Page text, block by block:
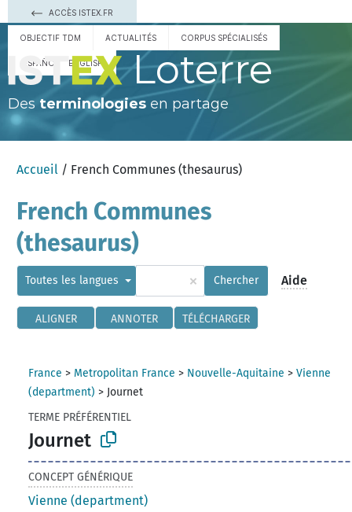
ACCÈS ISTEX.FR
OBJECTIF TDM ACTUALITÉS CORPUS SPÉCIALISÉS
ESPAÑOL ENGLISH Loterre
Des terminologies en partage
Accueil / French Communes (thesaurus)
French Communes
(thesaurus)
Toutes les langues × Chercher Aide
ALIGNER ANNOTER TÉLÉCHARGER
France > Metropolitan France > Nouvelle-Aquitaine >Vienne
(department) > Journet
TERME PRÉFÉRENTIEL
Journet
CONCEPT GÉNÉRIQUE
Vienne (department)